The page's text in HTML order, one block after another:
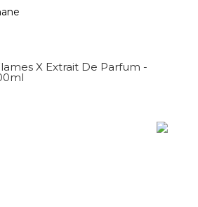
X Extrait De Parfum -